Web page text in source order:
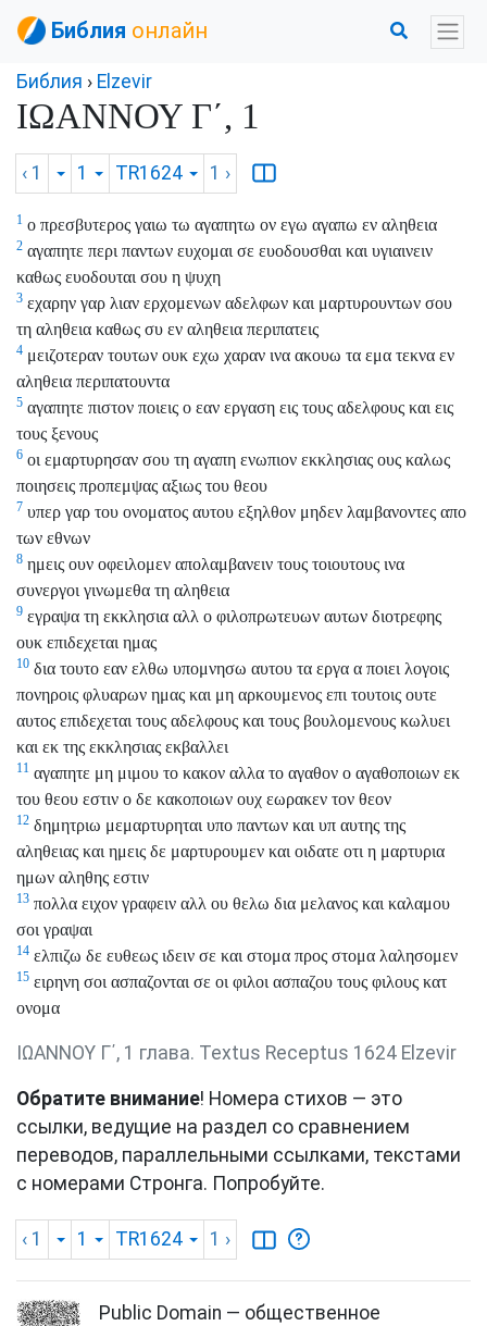
Библия онлайн
Библия › Elzevir
ΙΩΑΝΝΟΥ Γ΄, 1
‹ 1 1 TR1624 1 ›
1 ο πρεσβυτερος γαιω τω αγαπητω ον εγω αγαπω εν αληθεια
2 αγαπητε περι παντων ευχομαι σε ευοδουσθαι και υγιαινειν
καθως ευοδουται σου η ψυχη
3 εχαρην γαρ λιαν ερχομενων αδελφων και μαρτυρουντων σου
τη αληθεια καθως συ εν αληθεια περιπατεις
4 μειζοτεραν τουτων ουκ εχω χαραν ινα ακουω τα εμα τεκνα εν
αληθεια περιπατουντα
5 αγαπητε πιστον ποιεις ο εαν εργαση εις τους αδελφους και εις
τους ξενους
6 οι εμαρτυρησαν σου τη αγαπη ενωπιον εκκλησιας ους καλως
ποιησεις προπεμψας αξιως του θεου
7 υπερ γαρ του ονοματος αυτου εξηλθον μηδεν λαμβανοντες απο
των εθνων
8 ημεις ουν οφειλομεν απολαμβανειν τους τοιουτους ινα
συνεργοι γινωμεθα τη αληθεια
9 εγραψα τη εκκλησια αλλ ο φιλοπρωτευων αυτων διοτρεφης
ουκ επιδεχεται ημας
10 δια τουτο εαν ελθω υπομνησω αυτου τα εργα α ποιει λογοις
πονηροις φλυαρων ημας και μη αρκουμενος επι τουτοις ουτε
αυτος επιδεχεται τους αδελφους και τους βουλομενους κωλυει
και εκ της εκκλησιας εκβαλλει
11 αγαπητε μη μιμου το κακον αλλα το αγαθον ο αγαθοποιων εκ
του θεου εστιν ο δε κακοποιων ουχ εωρακεν τον θεον
12 δημητριω μεμαρτυρηται υπο παντων και υπ αυτης της
αληθειας και ημεις δε μαρτυρουμεν και οιδατε οτι η μαρτυρια
ημων αληθης εστιν
13 πολλα ειχον γραφειν αλλ ου θελω δια μελανος και καλαμου
σοι γραψαι
14 ελπιζω δε ευθεως ιδειν σε και στομα προς στομα λαλησομεν
15 ειρηνη σοι ασπαζονται σε οι φιλοι ασπαζου τους φιλους κατ
ονομα
ΙΩΑΝΝΟΥ Γ΄, 1 глава. Textus Receptus 1624 Elzevir
Обратите внимание! Номера стихов — это
ссылки, ведущие на раздел со сравнением
переводов, параллельными ссылками, текстами
с номерами Стронга. Попробуйте.
‹ 1 1 TR1624 1 ›
Public Domain — общественное